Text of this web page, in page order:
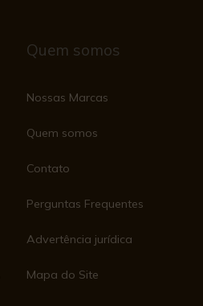
Quem somos
Nossas Marcas
Quem somos
Contato
Perguntas Frequentes
Advertência jurídica
Mapa do Site